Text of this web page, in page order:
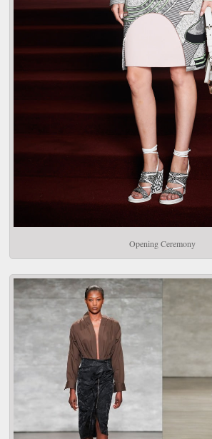
Opening Ceremony